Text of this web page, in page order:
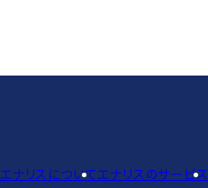
エナリスについてエナリスのサービス